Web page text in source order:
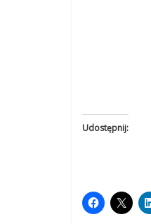
Udostępnij: